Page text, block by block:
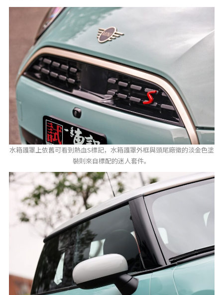
水箱護罩上依舊可看到熱血S標記，水箱護罩外框與頭尾廠徽的淡金色塗
裝則來自標配的迷人套件。